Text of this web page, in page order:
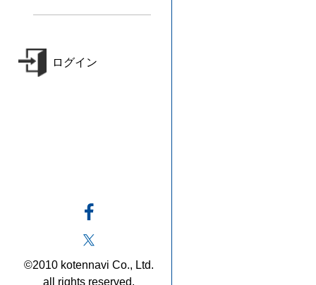
ログイン
©2010 kotennavi Co., Ltd.
all rights reserved.